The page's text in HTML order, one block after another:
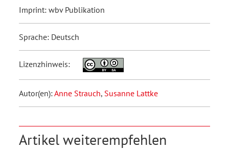
Imprint: wbv Publikation
Sprache: Deutsch
Lizenzhinweis:
Autor(en):Anne Strauch, Susanne Lattke
Artikel weiterempfehlen